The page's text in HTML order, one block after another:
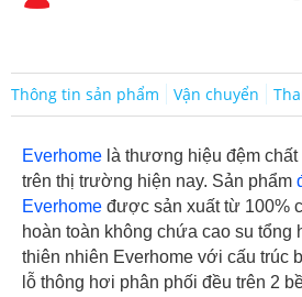
Thông tin sản phẩm Vận chuyển
Everhome là thương hiệu đệm
trên thị trường hiện nay. Sản phẩm
Everhome được sản xuất từ 100%
hoàn toàn không chứa cao su tổng
thiên nhiên Everhome với cấu trúc
lỗ thông hơi phân phối đều trên 2